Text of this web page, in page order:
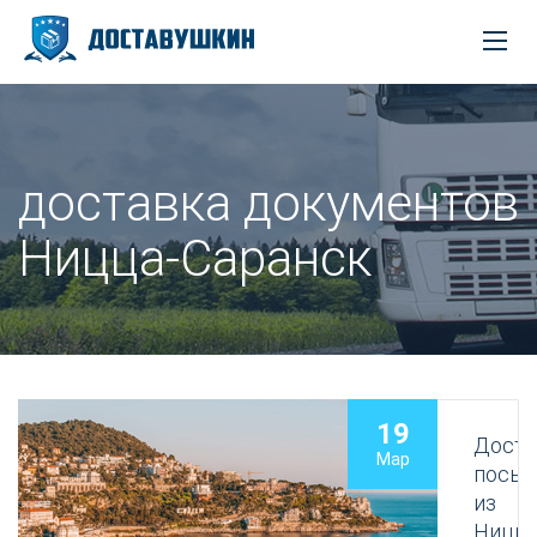
доставка документов
Ницца-Саранск
19
Мар
из